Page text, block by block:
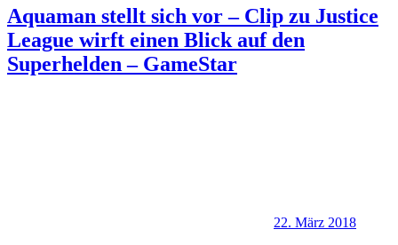
Aquaman stellt sich vor – Clip zu Justice
League wirft einen Blick auf den
Superhelden – GameStar
22. März 2018